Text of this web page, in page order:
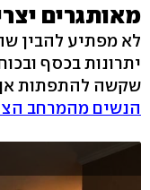
מאותגרים
לא מפתיע להבין
יתרונות בכסף
שקשה להתפתות
הנשים מהמרחב